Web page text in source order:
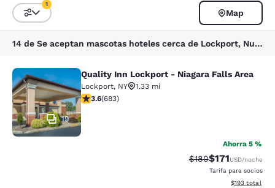
Ordenar y filtrar
1
Map
14 de Se aceptan mascotas hoteles cerca de Lockport, Nueva York 14094, EE. UU. coinciden con tus filtros
Quality Inn Lockport - Niagara Falls
19
Quality Inn Lockport - Niagara Falls Area
Lockport, NY
1.33 mi
calificación de 3.59 estrellas. Bueno. 683 reseñas
3.6(683)
Ahorra 5 %
Precio tachado:
$180Precio con
$171USD/noche
Tarifa para socios
Ver detalles
$193 total